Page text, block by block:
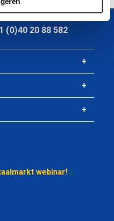
(0)40 20 88 582
webinar!